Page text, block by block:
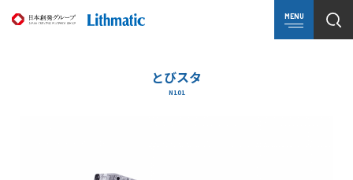
MENU
とびスタ
N101